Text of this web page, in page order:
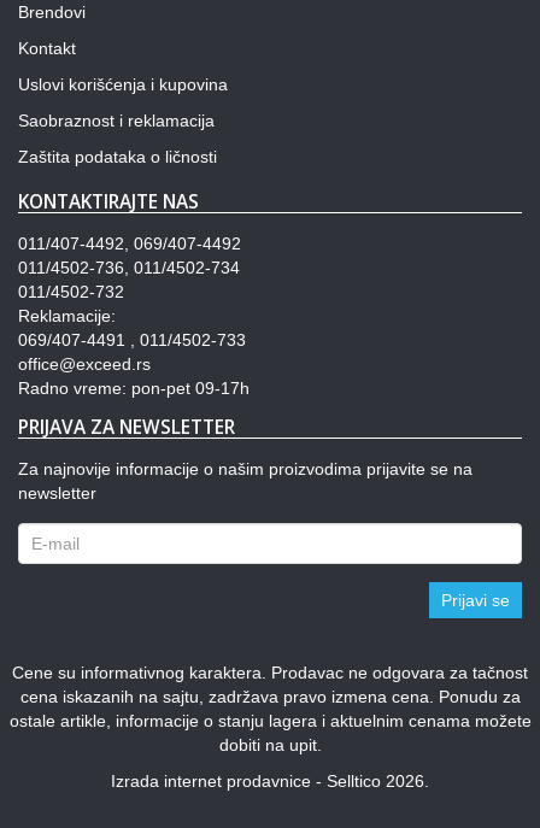
Brendovi
Kontakt
Uslovi korišćenja i kupovina
Saobraznost i reklamacija
Zaštita podataka o ličnosti
KONTAKTIRAJTE NAS
011/407-4492, 069/407-4492
011/4502-736, 011/4502-734
011/4502-732
Reklamacije:
069/407-4491 , 011/4502-733
office@exceed.rs
Radno vreme: pon-pet 09-17h
PRIJAVA ZA NEWSLETTER
Za najnovije informacije o našim proizvodima prijavite se na
newsletter
Prijavi se
Cene su informativnog karaktera. Prodavac ne odgovara za tačnost
cena iskazanih na sajtu, zadržava pravo izmena cena. Ponudu za
ostale artikle, informacije o stanju lagera i aktuelnim cenama možete
dobiti na upit.
Izrada internet prodavnice - Selltico 2026.